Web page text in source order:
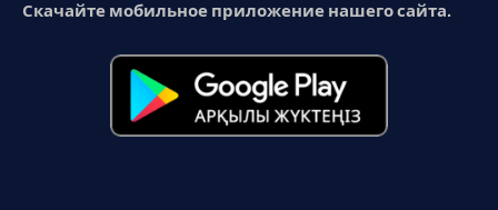
Скачайте мобильное приложение нашего сайта.